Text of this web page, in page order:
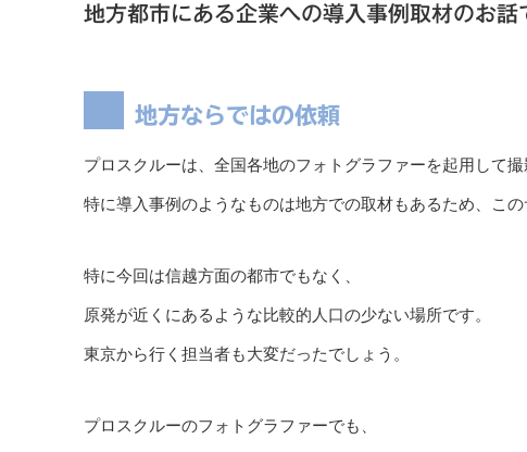
地方都市にある企業への導入事例取材のお話
地方ならではの依頼
プロスクルーは、全国各地のフォトグラファーを起用して
特に導入事例のようなものは地方での取材もあるため、こ
特に今回は信越方面の都市でもなく、
原発が近くにあるような比較的人口の少ない場所です。
東京から行く担当者も大変だったでしょう。
プロスクルーのフォトグラファーでも、